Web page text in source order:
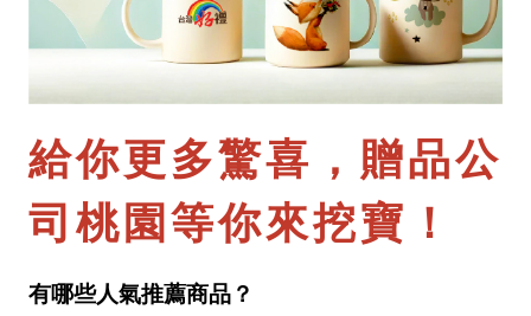
給你更多驚喜，贈品公
司桃園等你來挖寶！
有哪些人氣推薦商品？